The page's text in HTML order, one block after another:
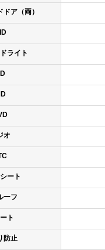
ア（両）
ライト
オ
ート
ーフ
ト
防止